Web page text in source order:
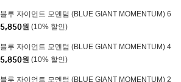
블루 자이언트 모멘텀 (BLUE GIANT MOMENTUM) 6
5,850원 (10% 할인)
블루 자이언트 모멘텀 (BLUE GIANT MOMENTUM) 4
5,850원 (10% 할인)
블루 자이언트 모멘텀 (BLUE GIANT MOMENTUM) 2